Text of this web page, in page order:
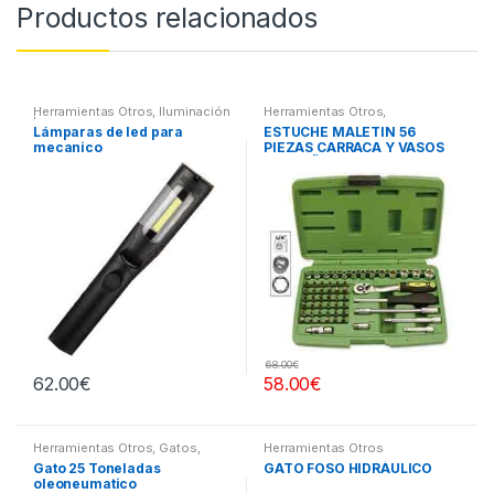
Productos relacionados
Herramientas Otros, Iluminación
| Linternas Led
Lámparas de led para
mecanico
62.00€
Herramientas Otros,
Herramientas De Mano,
Herramientas De Mano,
Maletines Herramientas,
Extractores, Compresímetros,
ESTUCHE MALETIN 56
PIEZAS CARRACA Y VASOS
58.00€
68.00€
Herramientas Otros, Gatos,
Soportes y Hidraulica
Gato 25 Toneladas
oleoneumatico
Herramientas Otros
GATO FOSO HIDRÁULICO